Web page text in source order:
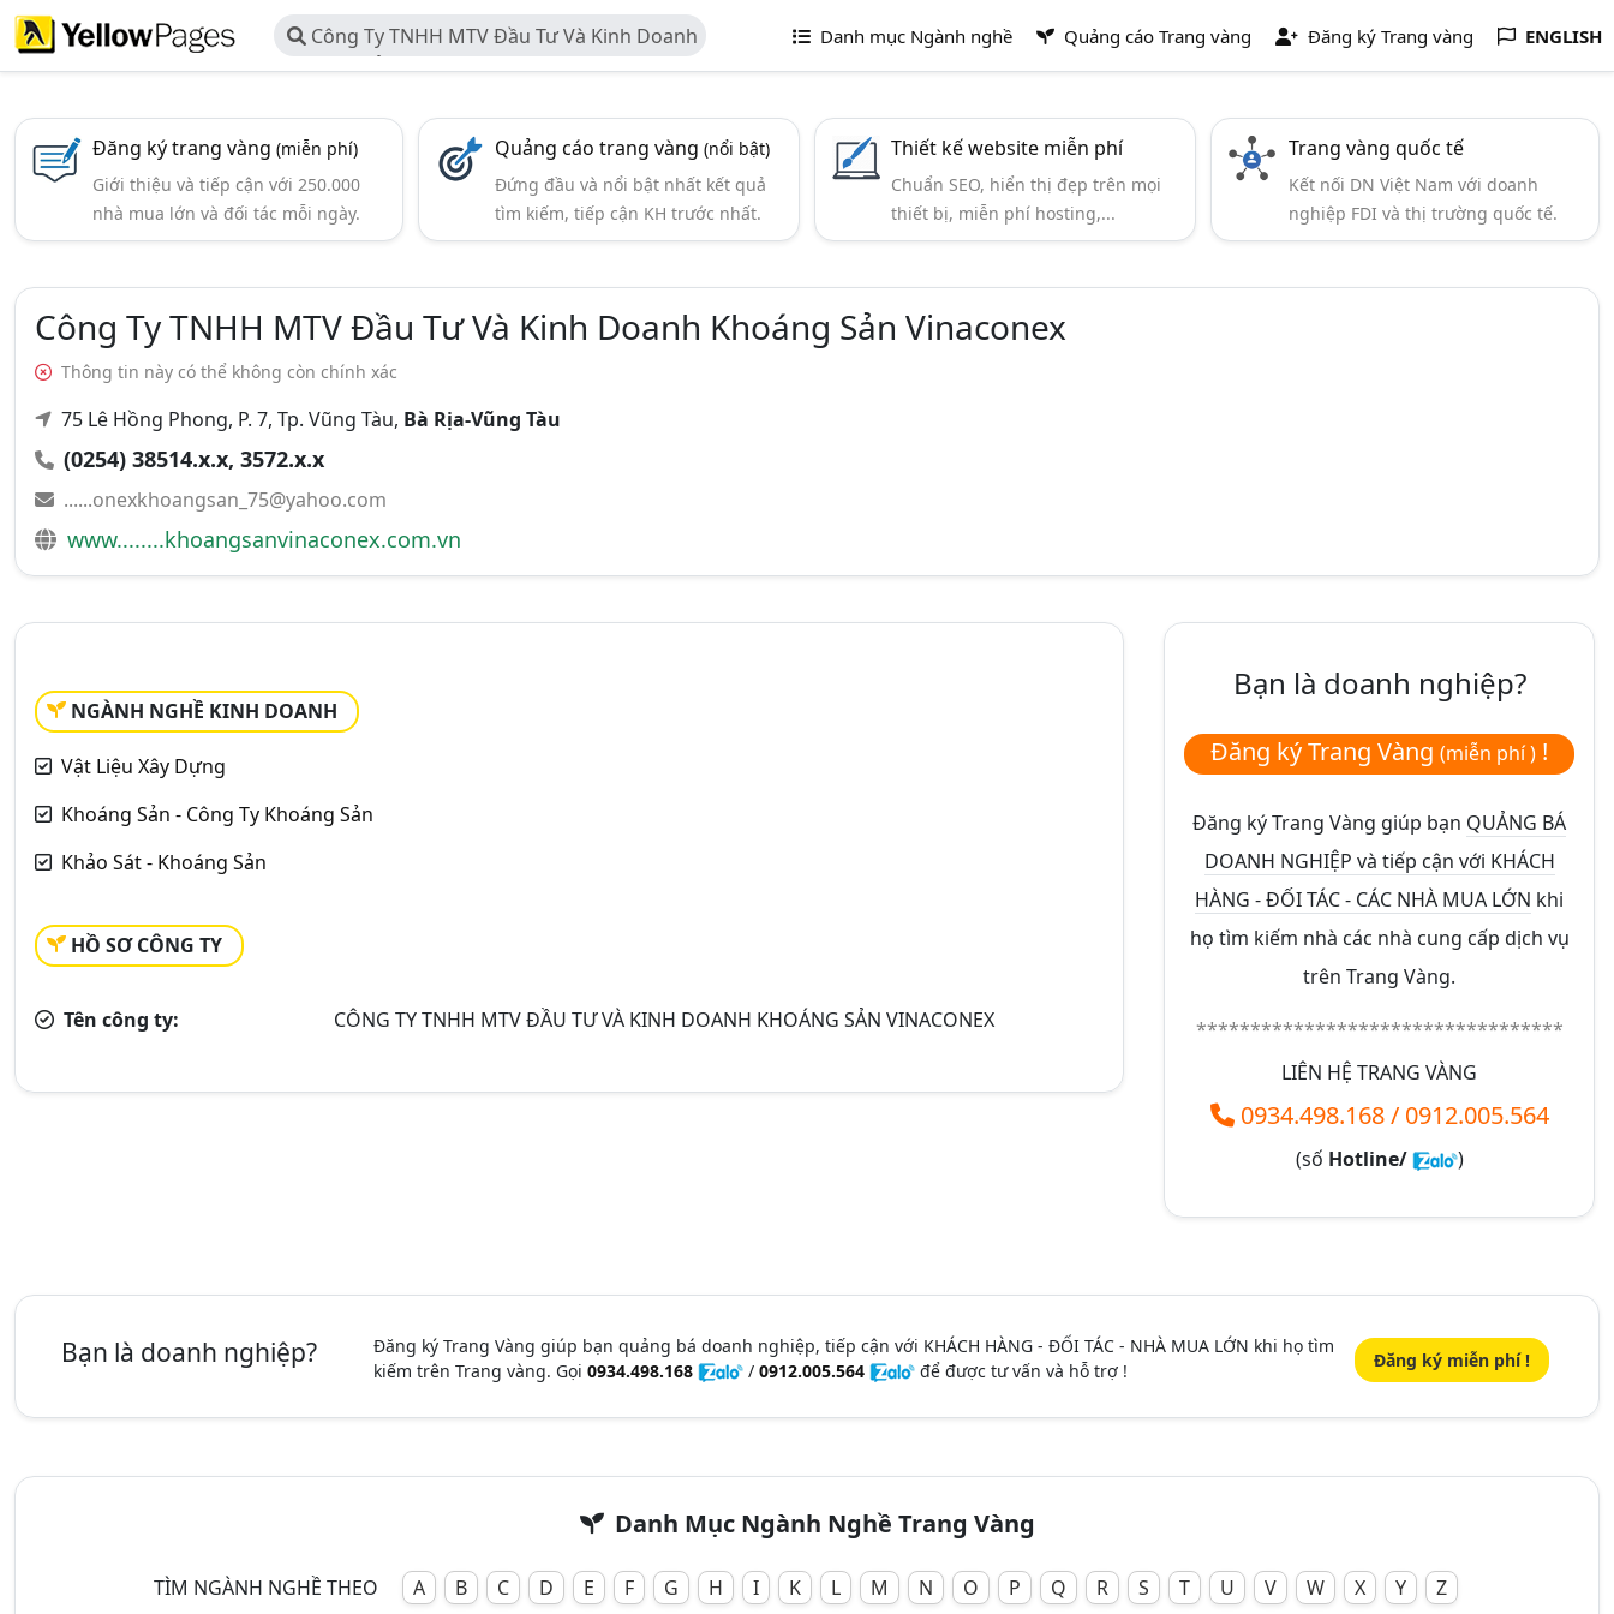
Công Ty TNHH MTV Đầu Tư Và Kinh Doanh
Khoáng Sản Vinaconex
Danh mục Ngành nghề Quảng cáo Trang vàng Đăng ký Trang vàng ENGLISH
Đăng ký trang vàng (miễn phí)
Giới thiệu và tiếp cận với 250.000
nhà mua lớn và đối tác mỗi ngày.
Quảng cáo trang vàng(nổi bật)
Đứng đầu và nổi bật nhất kết quả
tìm kiếm, tiếp cận KH trước nhất.
Thiết kế website miễn phí
Chuẩn SEO, hiển thị đẹp trên mọi
thiết bị, miễn phí hosting,...
Trang vàng quốc tế
Kết nối DN Việt Nam với doanh
nghiệp FDI và thị trường quốc tế.
Công Ty TNHH MTV Đầu Tư Và Kinh Doanh Khoáng Sản Vinaconex
Thông tin này có thể không còn chính xác
75 Lê Hồng Phong, P. 7, Tp. Vũng Tàu, Bà Rịa-Vũng Tàu
(0254) 38514.x.x, 3572.x.x
......onexkhoangsan_75@yahoo.com
www........khoangsanvinaconex.com.vn
NGÀNH NGHỀ KINH DOANH
Vật Liệu Xây Dựng
Khoáng Sản - Công Ty Khoáng Sản
Khảo Sát - Khoáng Sản
HỒ SƠ CÔNG TY
Tên công ty: CÔNG TY TNHH MTV ĐẦU TƯ VÀ KINH DOANH KHOÁNG SẢN VINACONEX
Bạn là doanh nghiệp?
Đăng ký Trang Vàng (miễn phí ) !
Đăng ký Trang Vàng giúp bạn QUẢNG BÁ
DOANH NGHIỆP và tiếp cận với KHÁCH
HÀNG - ĐỐI TÁC - CÁC NHÀ MUA LỚN khi
họ tìm kiếm nhà các nhà cung cấp dịch vụ
trên Trang Vàng.
**********************************
LIÊN HỆ TRANG VÀNG
0934.498.168/ 0912.005.564
(số Hotline/ )
Bạn là doanh nghiệp?
Đăng ký Trang Vàng giúp bạn quảng bá doanh nghiệp, tiếp cận với KHÁCH HÀNG - ĐỐI TÁC - NHÀ MUA LỚN khi họ tìm
kiếm trên Trang vàng. Gọi 0934.498.168 / 0912.005.564 để được tư vấn và hỗ trợ ! Đăng ký miễn phí !
Danh Mục Ngành Nghề Trang Vàng
TÌM NGÀNH NGHỀ THEO A B C D E F G H I K L M N O P Q R S T U V W X Y Z